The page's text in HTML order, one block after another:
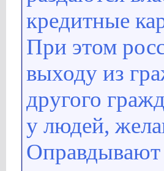
кредитные
При этом
выходу из
другого
у людей,
Оправдывают